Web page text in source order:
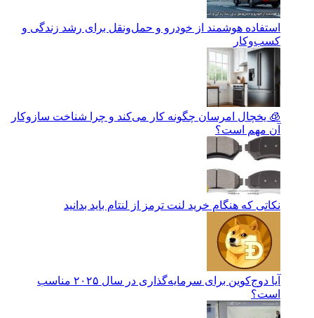
استفاده هوشمند از خودرو و حمل‌ونقل برای رشد زندگی و
کسب‌وکار
🧊 یخچال امرسان چگونه کار می‌کند و چرا شناخت سازوکار
آن مهم است؟
نکاتی که هنگام خرید لنت ترمز از لنتام باید بدانید
آیا دوج‌کوین برای سرمایه‌گذاری در سال ۲۰۲۵ مناسب
است؟